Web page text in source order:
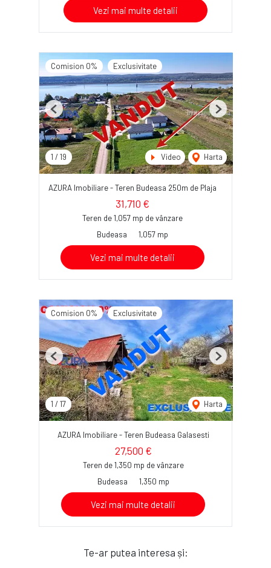
Vezi mai multe detalii
Comision 0% Exclusivitate
1 / 19 Video Harta
Previous Next
AZURA Imobiliare - Teren Budeasa 250m de Plaja
31,710 €
Teren de 1,057 mp de vânzare
Budeasa
1,057 mp
Vezi mai multe detalii
Comision 0% Exclusivitate
1 / 17 Harta
Previous Next
AZURA Imobiliare - Teren Budeasa Galasesti
27,500 €
Teren de 1,350 mp de vânzare
Budeasa
1,350 mp
Vezi mai multe detalii
Te-ar putea interesa și: